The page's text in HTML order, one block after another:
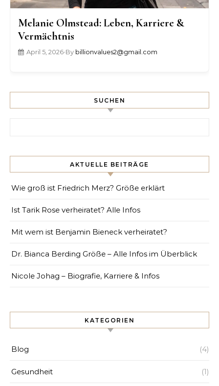
Melanie Olmstead: Leben, Karriere &
Vermächtnis
April 5, 2026•By billionvalues2@gmail.com
SUCHEN
AKTUELLE BEITRÄGE
Wie groß ist Friedrich Merz? Größe erklärt
Ist Tarik Rose verheiratet? Alle Infos
Mit wem ist Benjamin Bieneck verheiratet?
Dr. Bianca Berding Größe – Alle Infos im Überblick
Nicole Johag – Biografie, Karriere & Infos
KATEGORIEN
Blog (4)
Gesundheit (1)